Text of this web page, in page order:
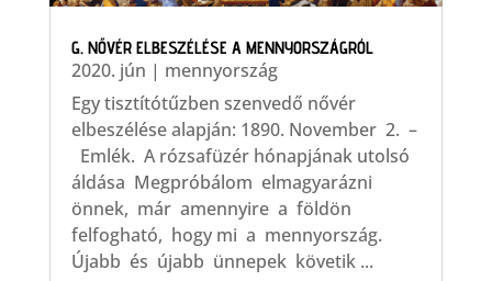
G. NŐVÉR ELBESZÉLÉSE A MENNYORSZÁGRÓL
2020. jún | mennyország
Egy tisztítótűzben szenvedő nővér
elbeszélése alapján:​ 1890. November 2. –
Emlék. A rózsafüzér hónapjának utolsó
áldása Megpróbálom elmagyarázni
önnek, már amennyire a földön
felfogható, hogy mi a mennyország.
Újabb és újabb ünnepek követik ...